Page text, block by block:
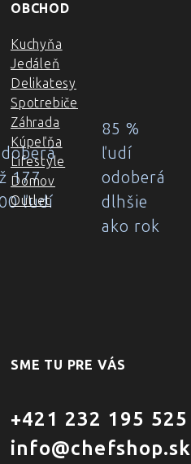
177
ľudí
85 %
ľudí
odoberá
dlhšie
ako rok
OBCHOD
Kuchyňa
Jedáleň
Delikatesy
Spotrebiče
Záhrada
Kúpeľňa
Lifestyle
Domov
Outlet
SME TU PRE VÁS
+421 232 195 525
info@chefshop.sk